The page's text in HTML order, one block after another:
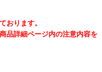
おります。
品詳細ページ内の注意内容を